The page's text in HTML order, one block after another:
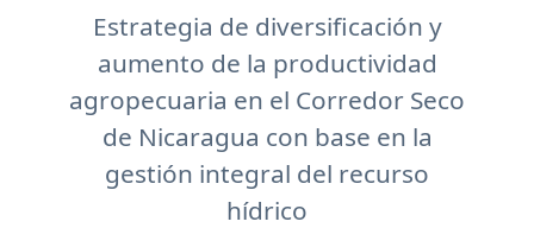
Estrategia de diversificación y
aumento de la productividad
agropecuaria en el Corredor Seco
de Nicaragua con base en la
gestión integral del recurso
hídrico